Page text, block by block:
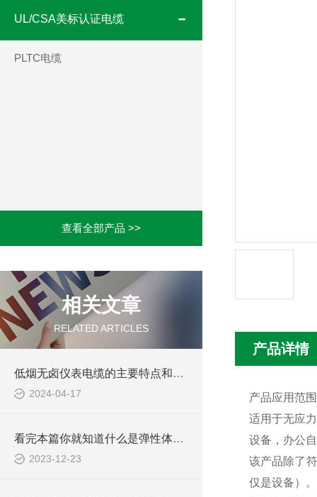
UL/CSA美标认证电缆
PLTC电缆
查看全部产品 >>
相关文章
RELATED ARTICLES
低烟无卤仪表电缆的主要特点和应用范围
2024-04-17
看完本篇你就知道什么是弹性体电缆了
2023-12-23
产品详情
产品应用范
适用于无应
设备，办公
该产品除了
仅是设备）。